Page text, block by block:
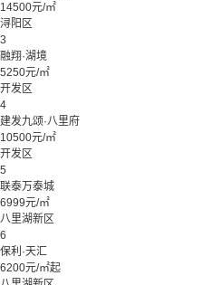
14500元/㎡
浔阳区
3
融翔·湖境
5250元/㎡
开发区
4
建发九颂·八里府
10500元/㎡
开发区
5
联泰万泰城
6999元/㎡
八里湖新区
6
保利·天汇
6200元/㎡起